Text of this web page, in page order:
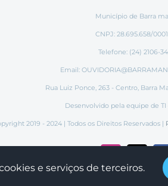
Município de Barra
CNPJ: 28.695.658/
Telefone: (24) 2106-
Email:
Rua Luiz Ponce, 263 - Centro, Barra
Desenvolvido pela equipe de
2019 - 2024 | Todos os Direitos Reservados |
e serviços de terceiros.